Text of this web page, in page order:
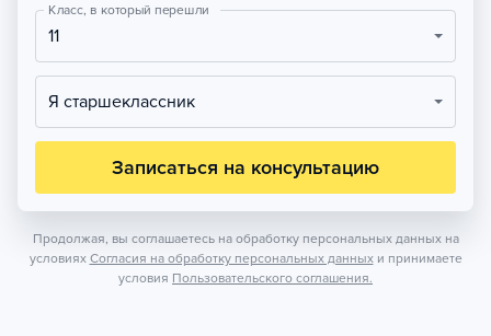
Класс, в который перешли
11
Я старшеклассник
Записаться на консультацию
Продолжая, вы соглашаетесь на обработку персональных данных на
условиях Согласия на обработку персональных данных и принимаете
условия Пользовательского соглашения.